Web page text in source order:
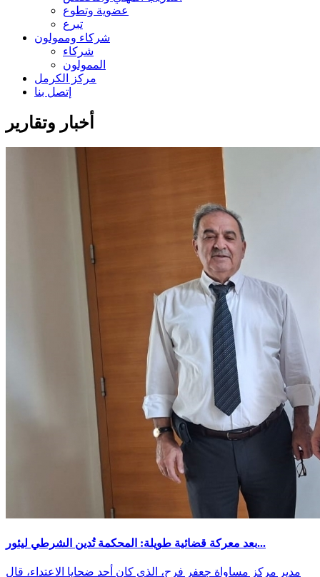
عضوية وتطوع
تبرع
شركاء وممولون
شركاء
الممولون
مركز الكرمل
إتصل بنا
أخبار وتقارير
بعد معركة قضائية طويلة: المحكمة تُدين الشرطي ليئور...
مدير مركز مساواة جعفر فرح، الذي كان أحد ضحايا الاعتداء، قال